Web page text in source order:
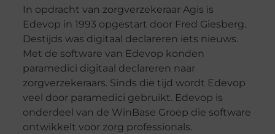
In opdracht van zorgverzekeraar Agis is
Edevop in 1993 opgestart door Fred Giesberg.
Destijds was digitaal declareren iets nieuws.
Met de software van Edevop konden
paramedici digitaal declareren naar
zorgverzekeraars. Sinds die tijd wordt Edevop
veel door paramedici gebruikt. Edevop is
onderdeel van de WinBase Groep die software
ontwikkelt voor zorg professionals.